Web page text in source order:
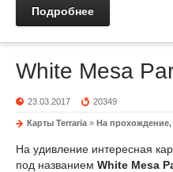
Подробнее
White Mesa
23.03.2017 20349
Карты Terraria » На
На удивление интересная
под названием White Mesa